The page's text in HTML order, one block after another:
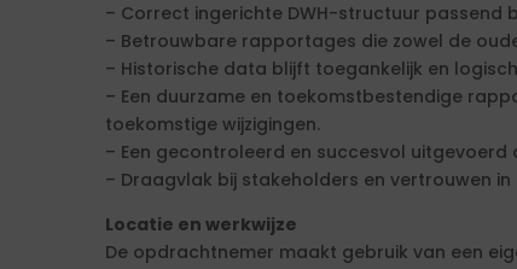
– Correct ingerichte DWH-structuur passend
– Betrouwbare rapportages die zowel de
– Historische data blijft toegankelijk en
– Een duurzame en toekomstbestendige
toekomstige wijzigingen.
– Een gecontroleerd en succesvol
– Draagvlak bij stakeholders en vertrouwen
Locatie en werkwijze
De opdrachtnemer maakt gebruik van een